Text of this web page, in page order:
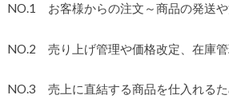
NO.1 お客様からの注文～商品の発送
NO.2 売り上げ管理や価格改定、在庫
NO.3 売上に直結する商品を仕入れる